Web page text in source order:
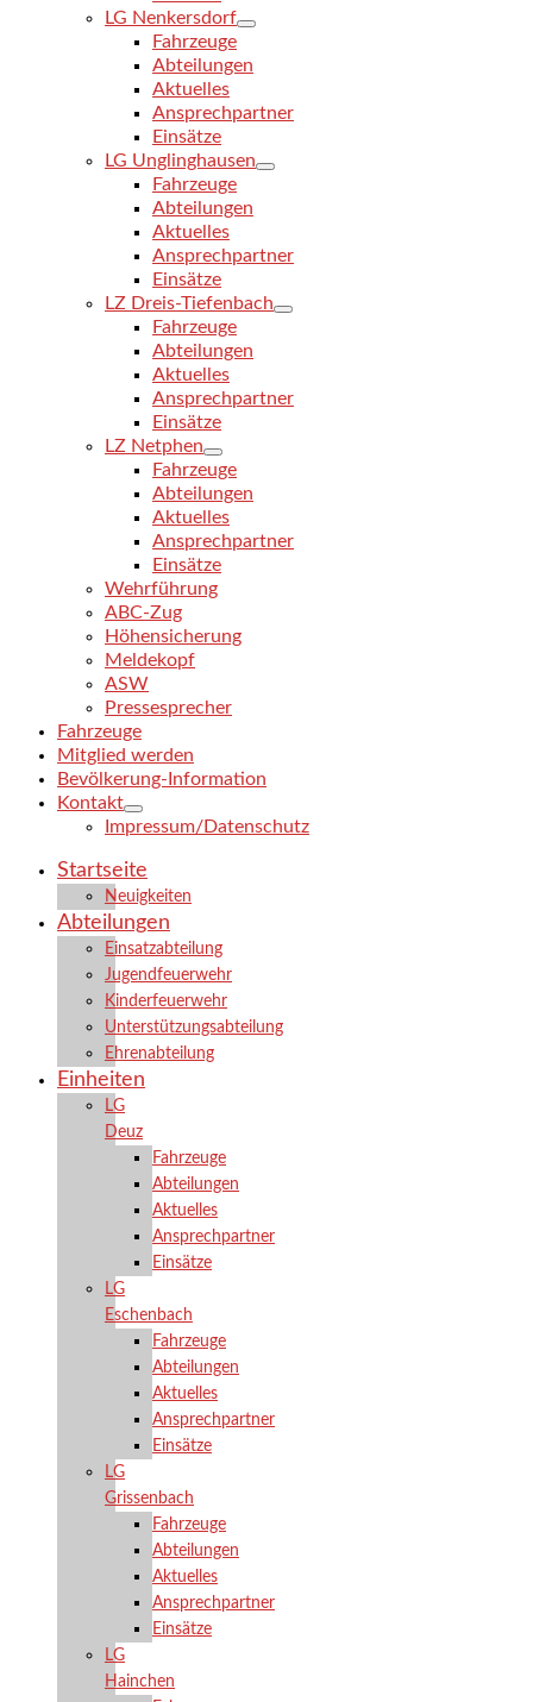
LG Nenkersdorf
Fahrzeuge
Abteilungen
Aktuelles
Ansprechpartner
Einsätze
LG Unglinghausen
Fahrzeuge
Abteilungen
Aktuelles
Ansprechpartner
Einsätze
LZ Dreis-Tiefenbach
Fahrzeuge
Abteilungen
Aktuelles
Ansprechpartner
Einsätze
LZ Netphen
Fahrzeuge
Abteilungen
Aktuelles
Ansprechpartner
Einsätze
Wehrführung
ABC-Zug
Höhensicherung
Meldekopf
ASW
Pressesprecher
Fahrzeuge
Mitglied werden
Bevölkerung-Information
Kontakt
Impressum/Datenschutz
Startseite
Neuigkeiten
Abteilungen
Einsatzabteilung
Jugendfeuerwehr
Kinderfeuerwehr
Unterstützungsabteilung
Ehrenabteilung
Einheiten
LG
Deuz
Fahrzeuge
Abteilungen
Aktuelles
Ansprechpartner
Einsätze
LG
Eschenbach
Fahrzeuge
Abteilungen
Aktuelles
Ansprechpartner
Einsätze
LG
Grissenbach
Fahrzeuge
Abteilungen
Aktuelles
Ansprechpartner
Einsätze
LG
Hainchen